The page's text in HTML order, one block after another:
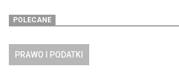
POLECANE
PRAWO I PODATKI